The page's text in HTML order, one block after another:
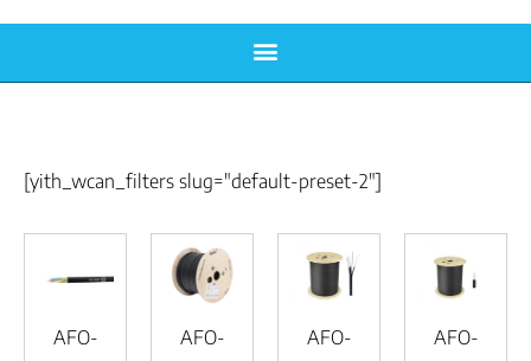
[yith_wcan_filters slug="default-preset-2"]
AFO-
AFO-
AFO-
AFO-